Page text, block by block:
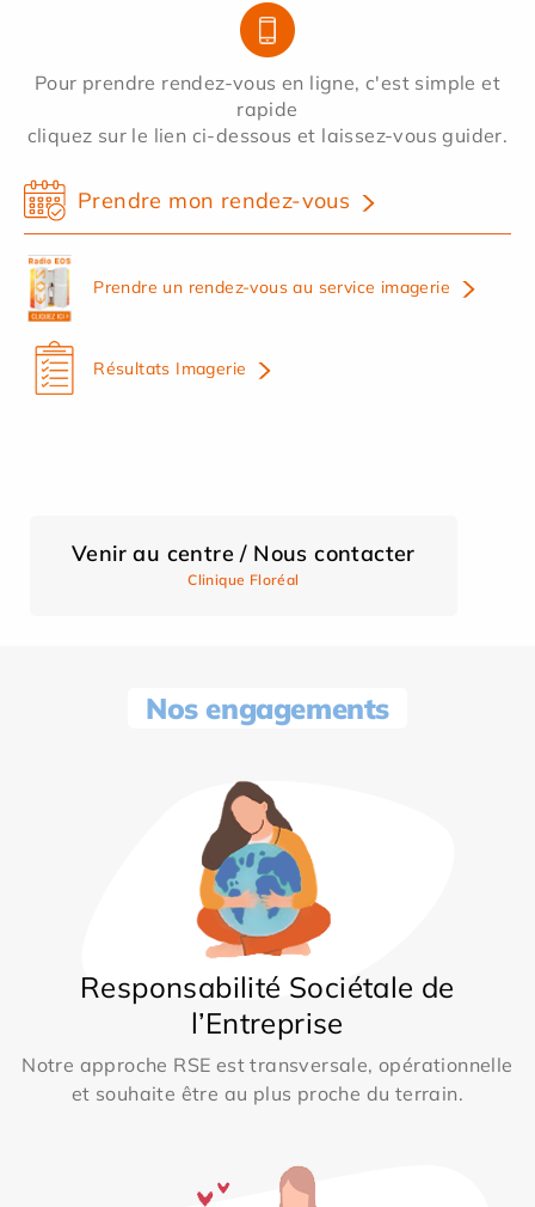
Pour prendre rendez-vous en ligne, c'est simple et
rapide
cliquez sur le lien ci-dessous et laissez-vous guider.
Prendre mon rendez-vous
Prendre un rendez-vous au service imagerie
Résultats Imagerie
Venir au centre / Nous contacter
Clinique Floréal
Nos engagements
Responsabilité Sociétale de
l’Entreprise
Notre approche RSE est transversale, opérationnelle
et souhaite être au plus proche du terrain.